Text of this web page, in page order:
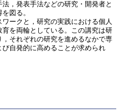
，発表手法などの研究・開発者と
図る。
ークと，研究の実践における個人
を両輪としている。この講究は研
それぞれの研究を進めるなかで専
自発的に高めることが求められ